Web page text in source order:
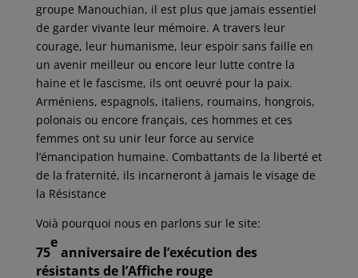
groupe Manouchian, il est plus que jamais essentiel
de garder vivante leur mémoire. A travers leur
courage, leur humanisme, leur espoir sans faille en
un avenir meilleur ou encore leur lutte contre la
haine et le fascisme, ils ont oeuvré pour la paix.
Arméniens, espagnols, italiens, roumains, hongrois,
polonais ou encore français, ces hommes et ces
femmes ont su unir leur force au service
l’émancipation humaine. Combattants de la liberté et
de la fraternité, ils incarneront à jamais le visage de
la Résistance
Voià pourquoi nous en parlons sur le site:
75
e
anniversaire de l’exécution des
résistants de l’Affiche rouge